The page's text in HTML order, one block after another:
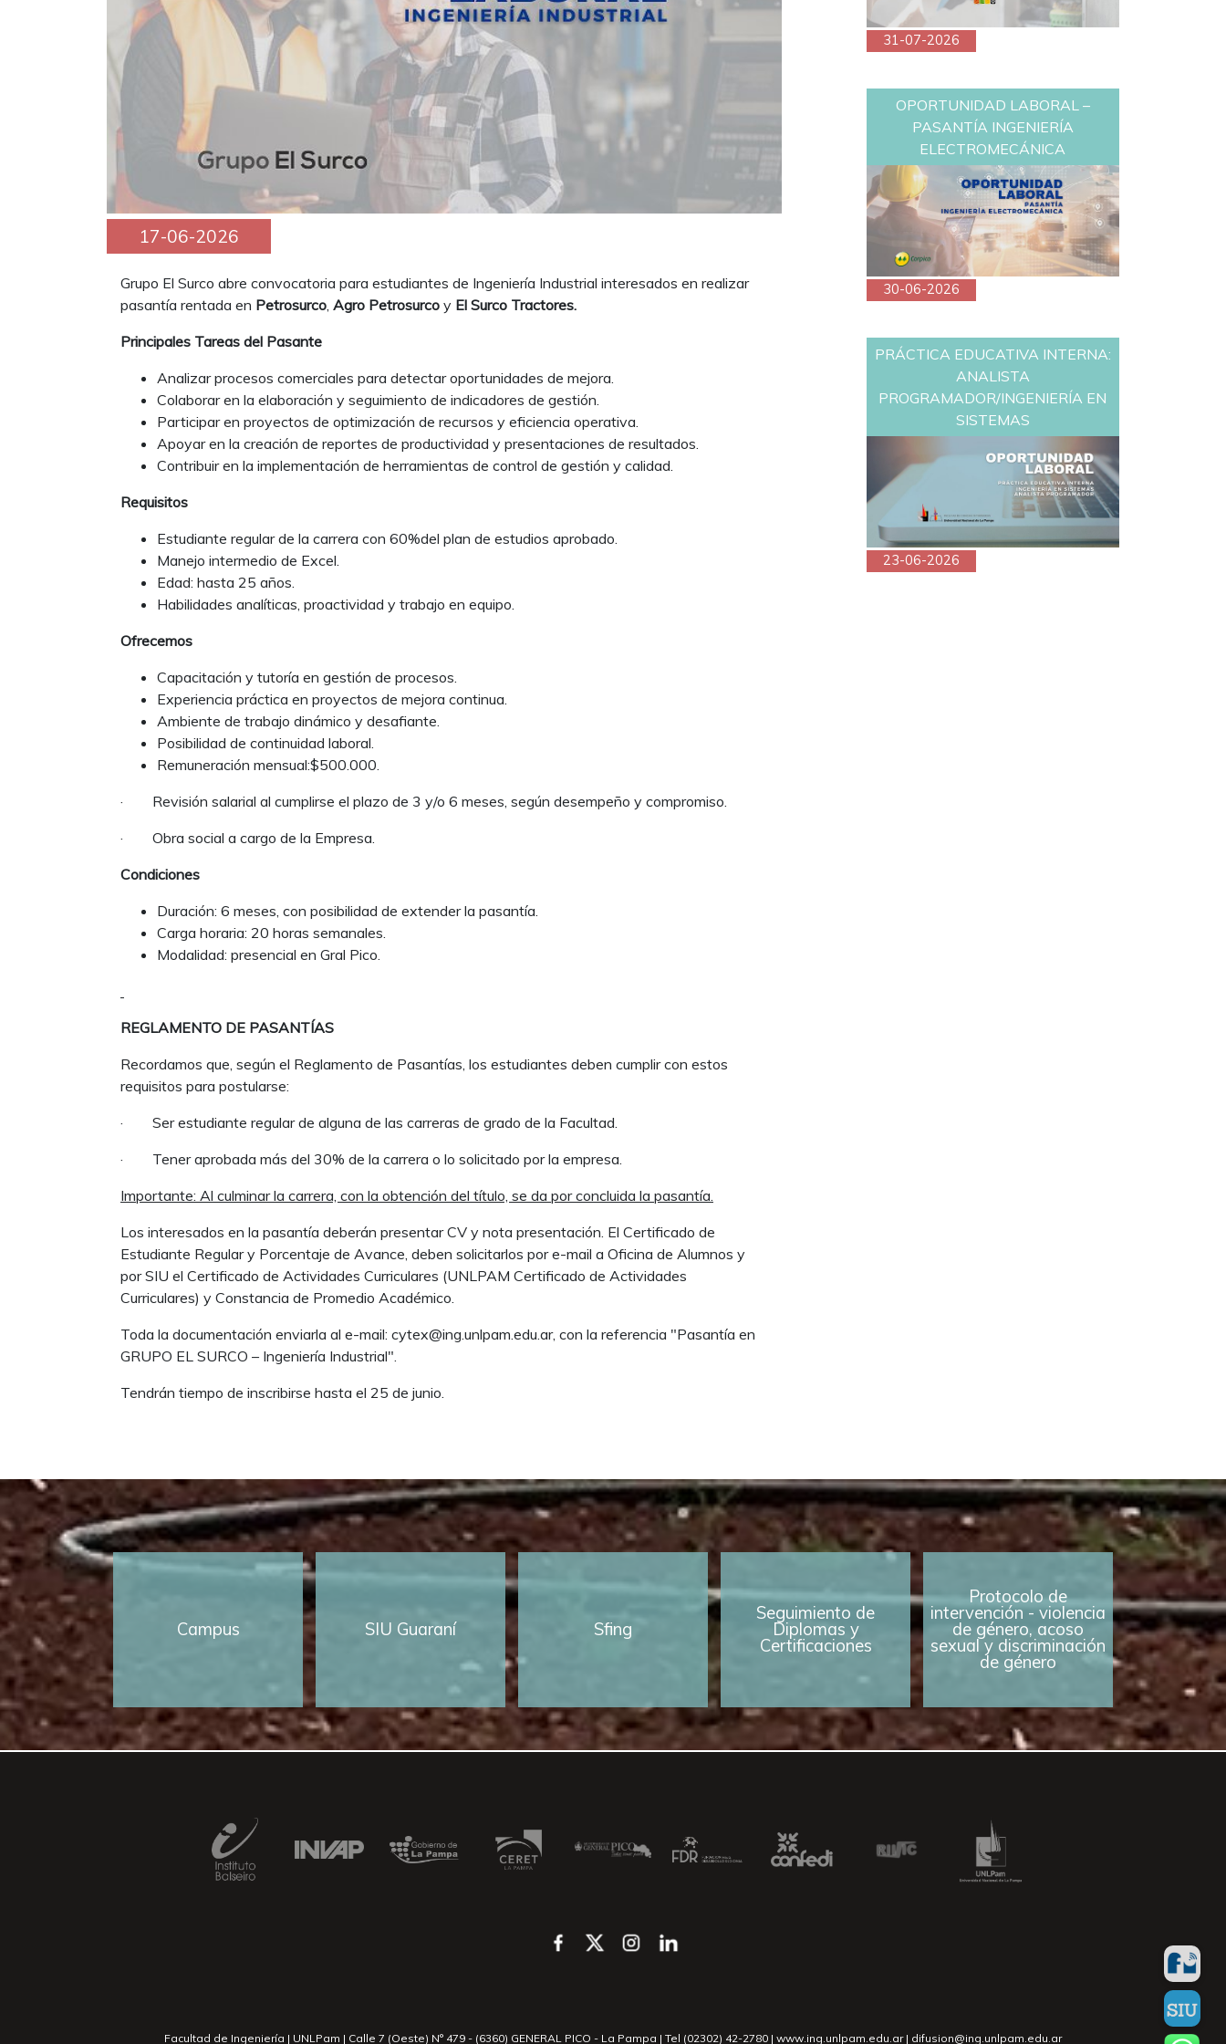
17-06-2026
Grupo El Surco abre convocatoria para estudiantes de Ingeniería Industrial interesados en realizar
pasantía rentada en Petrosurco Agro Petrosurco y El Surco Tractores.
Principales Tareas del Pasante
Analizar procesos comerciales para detectar oportunidades de mejora.
Colaborar en la elaboración y seguimiento de indicadores de gestión.
Participar en proyectos de optimización de recursos y eficiencia operativa.
Apoyar en la creación de reportes de productividad y presentaciones de resultados.
Contribuir en la implementación de herramientas de control de gestión y calidad.
Requisitos
Estudiante regular de la carrera con 60%del plan de estudios aprobado.
Manejo intermedio de Excel.
Edad: hasta 25 años.
Habilidades analíticas, proactividad y trabajo en equipo.
Ofrecemos
Capacitación y tutoría en gestión de procesos.
Experiencia práctica en proyectos de mejora continua.
Ambiente de trabajo dinámico y desafiante.
Posibilidad de continuidad laboral.
Remuneración mensual:$500.000.
· Revisión salarial al cumplirse el plazo de 3 y/o 6 meses, según desempeño y compromiso.
· Obra social a cargo de la Empresa.
Condiciones
Duración: 6 meses, con posibilidad de extender la pasantía.
Carga horaria: 20 horas semanales.
Modalidad: presencial en Gral Pico.
REGLAMENTO DE PASANTÍAS
Recordamos que, según el Reglamento de Pasantías, los estudiantes deben cumplir con estos
requisitos para postularse:
· Ser estudiante regular de alguna de las carreras de grado de la Facultad.
· Tener aprobada más del 30% de la carrera o lo solicitado por la empresa.
Importante: Al culminar la carrera, con la obtención del título, se da por concluida la pasantía.
Los interesados en la pasantía deberán presentar CV y nota presentación. El Certificado de
Estudiante Regular y Porcentaje de Avance, deben solicitarlos por e-mail a Oficina de Alumnos y
por SIU el Certificado de Actividades Curriculares (UNLPAM Certificado de Actividades
Curriculares) y Constancia de Promedio Académico.
Toda la documentación enviarla al e-mail: cytex@ing.unlpam.edu.ar, con la referencia "Pasantía en
GRUPO EL SURCO – Ingeniería Industrial".
Tendrán tiempo de inscribirse hasta el 25 de junio.
31-07-2026
OPORTUNIDAD LABORAL –
PASANTÍA INGENIERÍA
ELECTROMECÁNICA
30-06-2026
PRÁCTICA EDUCATIVA INTERNA:
ANALISTA
PROGRAMADOR/INGENIERÍA EN
SISTEMAS
23-06-2026
Campus SIU Guaraní Sfing
Seguimiento de
Diplomas y
Certificaciones
Protocolo de
intervención - violencia
de género, acoso
sexual y discriminación
de género
Facultad de Ingeniería | UNLPam | Calle 7 (Oeste) N° 479 - (6360) GENERAL PICO - La Pampa | Tel (02302) 42-2780 | www.ing.unlpam.edu.ar | difusion@ing.unlpam.edu.ar